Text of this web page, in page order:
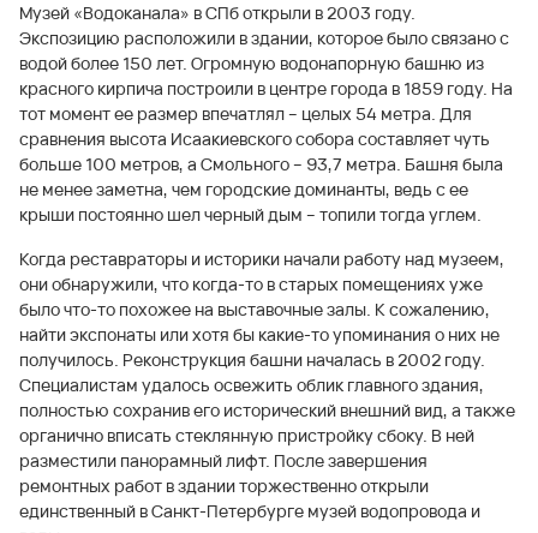
Музей «Водоканала» в СПб открыли в 2003 году.
Экспозицию расположили в здании, которое было связано с
водой более 150 лет. Огромную водонапорную башню из
красного кирпича построили в центре города в 1859 году. На
тот момент ее размер впечатлял – целых 54 метра. Для
сравнения высота Исаакиевского собора составляет чуть
больше 100 метров, а Смольного – 93,7 метра. Башня была
не менее заметна, чем городские доминанты, ведь с ее
крыши постоянно шел черный дым – топили тогда углем.
Когда реставраторы и историки начали работу над музеем,
они обнаружили, что когда-то в старых помещениях уже
было что-то похожее на выставочные залы. К сожалению,
найти экспонаты или хотя бы какие-то упоминания о них не
получилось. Реконструкция башни началась в 2002 году.
Специалистам удалось освежить облик главного здания,
полностью сохранив его исторический внешний вид, а также
органично вписать стеклянную пристройку сбоку. В ней
разместили панорамный лифт. После завершения
ремонтных работ в здании торжественно открыли
единственный в Санкт-Петербурге музей водопровода и